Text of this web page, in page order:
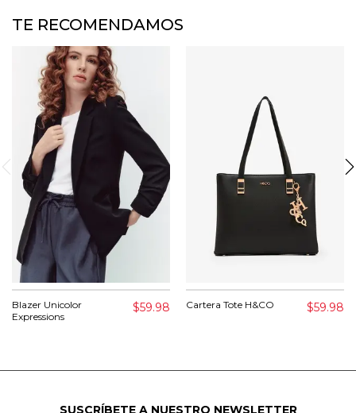
TE RECOMENDAMOS
Blazer Unicolor
Expressions
$59.98 Cartera Tote H&CO $59.98
SUSCRÍBETE A NUESTRO NEWSLETTER